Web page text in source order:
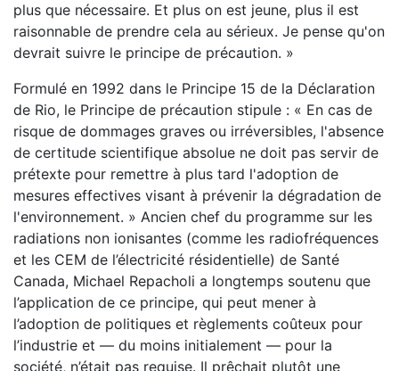
plus que nécessaire. Et plus on est jeune, plus il est
raisonnable de prendre cela au sérieux. Je pense qu'on
devrait suivre le principe de précaution. »
Formulé en 1992 dans le Principe 15 de la Déclaration
de Rio, le Principe de précaution stipule : « En cas de
risque de dommages graves ou irréversibles, l'absence
de certitude scientifique absolue ne doit pas servir de
prétexte pour remettre à plus tard l'adoption de
mesures effectives visant à prévenir la dégradation de
l'environnement. » Ancien chef du programme sur les
radiations non ionisantes (comme les radiofréquences
et les CEM de l’électricité résidentielle) de Santé
Canada, Michael Repacholi a longtemps soutenu que
l’application de ce principe, qui peut mener à
l’adoption de politiques et règlements coûteux pour
l’industrie et — du moins initialement — pour la
société, n’était pas requise. Il prêchait plutôt une